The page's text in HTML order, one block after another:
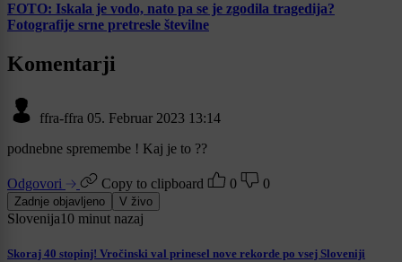
FOTO: Iskala je vodo, nato pa se je zgodila tragedija?
Fotografije srne pretresle številne
Komentarji
ffra-ffra 05. Februar 2023 13:14
podnebne spremembe ! Kaj je to ??
Odgovori Copy to clipboard 0 0
Zadnje objavljeno V živo
Slovenija10 minut nazaj
Skoraj 40 stopinj! Vročinski val prinesel nove rekorde po vsej Sloveniji